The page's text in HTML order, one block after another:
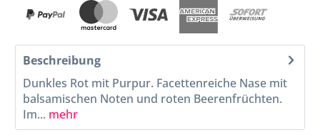
Beschreibung
Dunkles Rot mit Purpur. Facettenreiche Nase mit
balsamischen Noten und roten Beerenfrüchten.
Im... mehr